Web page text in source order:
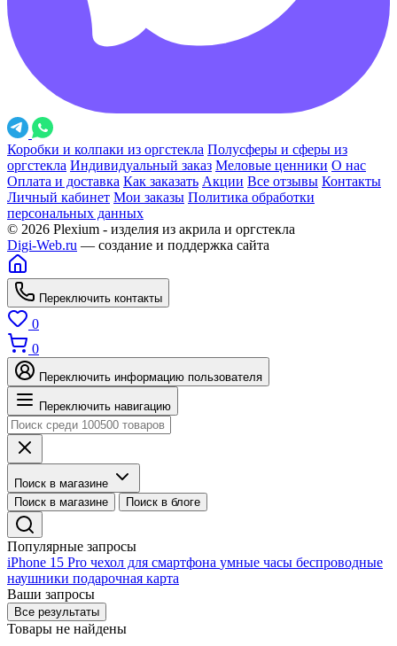
Коробки и колпаки из оргстекла Полусферы и сферы из
оргстекла Индивидуальный заказ Меловые ценники О нас
Оплата и доставка Как заказать Акции Все отзывы Контакты
Личный кабинет Мои заказы Политика обработки
персональных данных
© 2026 Plexium - изделия из акрила и оргстекла
Digi-Web.ru — создание и поддержка сайта
Переключить контакты
0
0
Переключить информацию пользователя
Переключить навигацию
Поиск в магазине
Поиск в магазине
Поиск в блоге
Популярные запросы
iPhone 15 Pro чехол для смартфона умные часы беспроводные
наушники подарочная карта
Ваши запросы
Все результаты
Товары не найдены